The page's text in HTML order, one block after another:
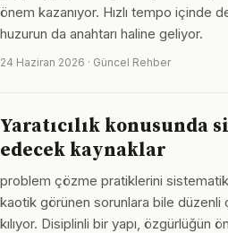
önem kazanıyor. Hızlı tempo içinde
huzurun da anahtarı haline geliyor.
24 Haziran 2026 · Güncel Rehber
Yaratıcılık konusunda
edecek kaynaklar
problem çözme pratiklerini
kaotik görünen sorunlara bile
kılıyor. Disiplinli bir yapı, özgürlüğün